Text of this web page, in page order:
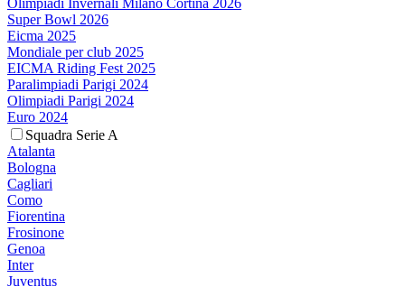
Super Bowl 2026
Eicma 2025
Mondiale per club 2025
EICMA Riding Fest 2025
Paralimpiadi Parigi 2024
Olimpiadi Parigi 2024
Euro 2024
Squadra Serie A
Atalanta
Bologna
Cagliari
Como
Fiorentina
Frosinone
Genoa
Inter
Juventus